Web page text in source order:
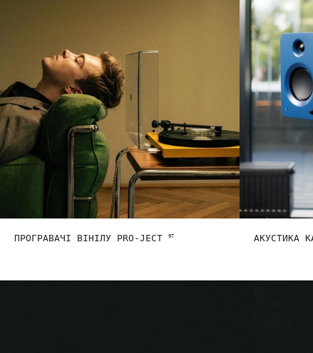
ПРОГРАВАЧІ ВІНІЛУ PRO-JECT 97 АКУСТИКА